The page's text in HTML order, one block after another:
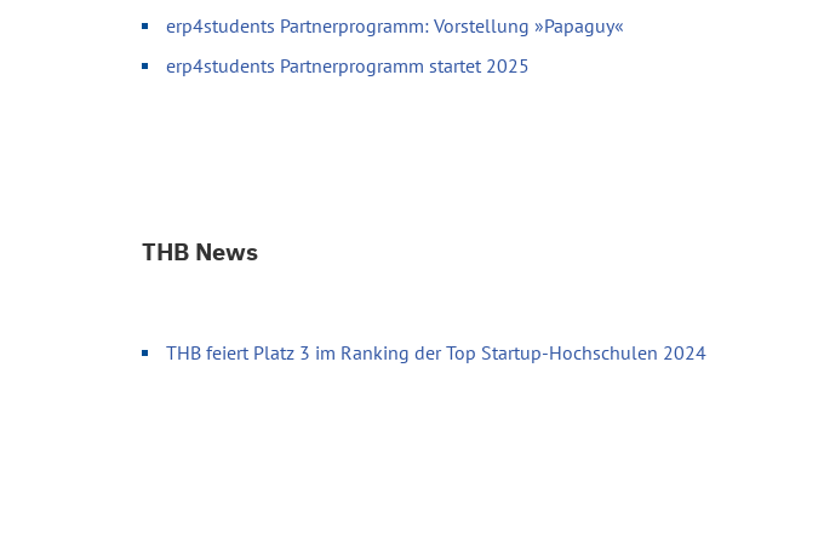
erp4students Partnerprogramm: Vorstellung »Papaguy«
erp4students Partnerprogramm startet 2025
THB News
THB feiert Platz 3 im Ranking der Top Startup-Hochschulen 2024